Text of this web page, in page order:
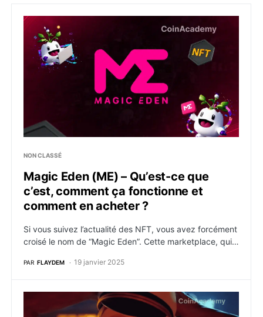
Magic Eden (ME) – Qu’est-ce que c’est, comment
NON CLASSÉ
Magic Eden (ME) – Qu’est-ce que
c’est, comment ça fonctionne et
comment en acheter ?
Si vous suivez l’actualité des NFT, vous avez forcément
croisé le nom de “Magic Eden”. Cette marketplace, qui…
PAR FLAYDEM 19 janvier 2025
Yuga Labs bannit les marketplaces NFT qui